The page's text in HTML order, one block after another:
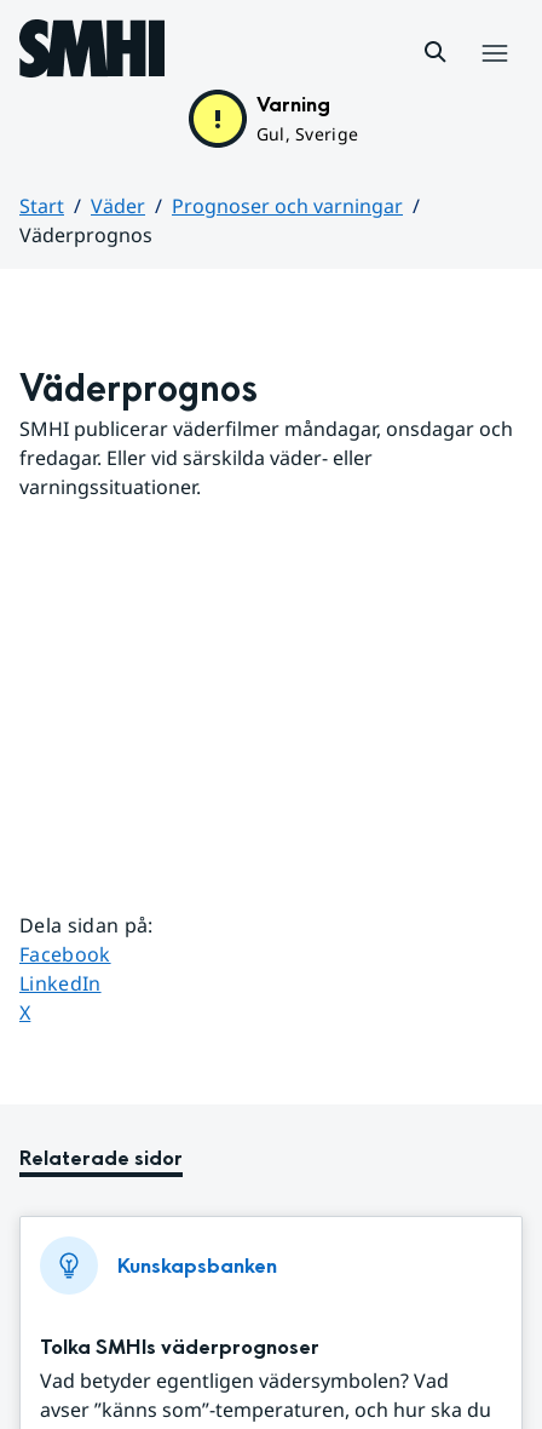
Hoppa till sidans innehåll
Varning
Gul, Sverige
Start Väder
Prognoser och varningar
Väderprognos
Väderprognos
SMHI publicerar väderfilmer måndagar, onsdagar och
fredagar. Eller vid särskilda väder- eller
varningssituationer.
Dela sidan på:
Dela sidan på
Facebook
Dela sidan på
LinkedIn
Dela sidan på
X
Relaterade sidor
Kunskapsbanken
Tolka SMHIs väderprognoser
Vad betyder egentligen vädersymbolen? Vad
avser ”känns som”-temperaturen, och hur ska du